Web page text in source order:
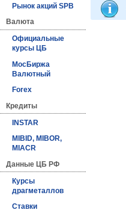
Рынок акций SPB
Валюта
Официальные
курсы ЦБ
МосБиржа
Валютный
Forex
Кредиты
INSTAR
MIBID, MIBOR,
MIACR
Данные ЦБ РФ
Курсы
драгметаллов
Ставки